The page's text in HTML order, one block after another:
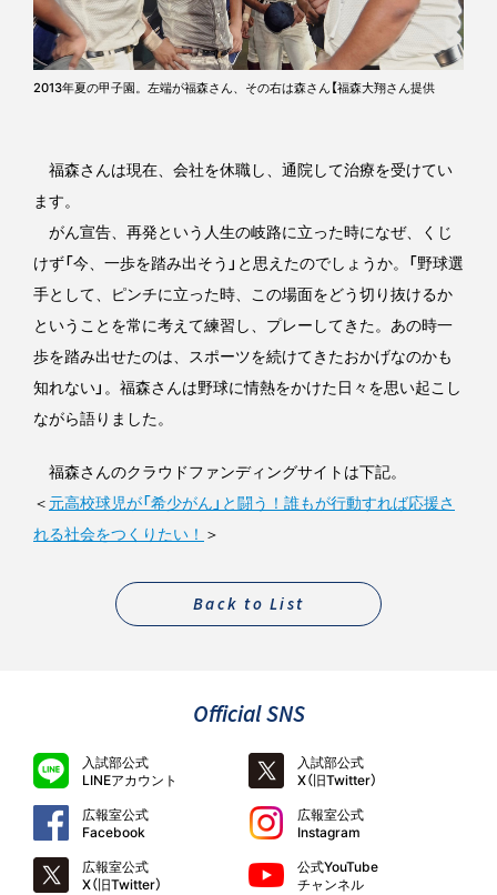
2013年夏の甲子園。左端が福森さん、その右は森さん【福森大翔さん提供
福森さんは現在、会社を休職し、通院して治療を受けてい
ます。
がん宣告、再発という人生の岐路に立った時になぜ、くじ
けず「今、一歩を踏み出そう」と思えたのでしょうか。「野球選
手として、ピンチに立った時、この場面をどう切り抜けるか
ということを常に考えて練習し、プレーしてきた。あの時一
歩を踏み出せたのは、スポーツを続けてきたおかげなのかも
知れない」。福森さんは野球に情熱をかけた日々を思い起こし
ながら語りました。
福森さんのクラウドファンディングサイトは下記。
＜ 元高校球児が「希少がん」と闘う！誰もが行動すれば応援さ
れる社会をつくりたい！ ＞
Back to List
Official SNS
入試部公式
LINEアカウント
入試部公式
X（旧Twitter）
広報室公式
Facebook
広報室公式
Instagram
広報室公式
X（旧Twitter）
公式YouTube
チャンネル